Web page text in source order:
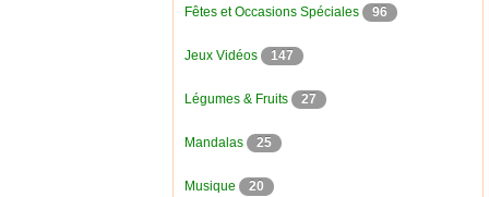
Fêtes et Occasions Spéciales 96
Jeux Vidéos 147
Légumes & Fruits 27
Mandalas 25
Musique 20